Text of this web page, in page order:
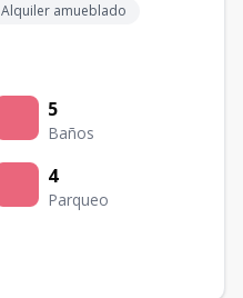
Alquiler amueblado
5
Baños
4
Parqueo